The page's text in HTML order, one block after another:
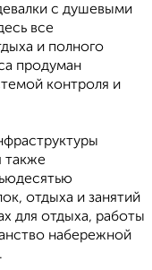
с душевыми
все
и полного
продуман
контроля и
также
отдыха и занятий
для отдыха, работы
набережной